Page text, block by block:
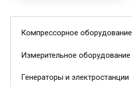
Компрессорное оборудование
Измерительное оборудование
Генераторы и электростанции